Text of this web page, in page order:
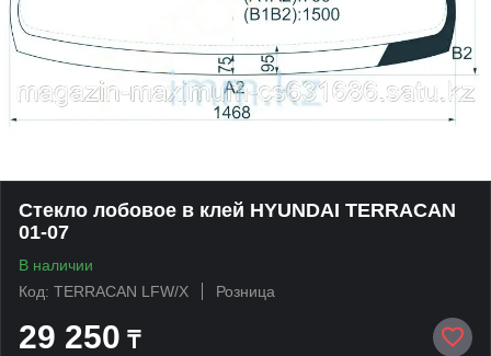
Стекло лобовое в клей HYUNDAI TERRACAN
01-07
В наличии
Код: TERRACAN LFW/X
Розница
29 250 ₸